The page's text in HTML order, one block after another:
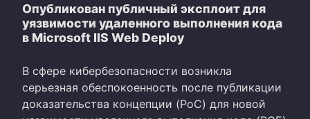
Опубликован публичный эксплоит для
уязвимости удаленного выполнения кода
в Microsoft IIS Web Deploy
В сфере кибербезопасности возникла
серьезная обеспокоенность после публикации
доказательства концепции (PoC) для новой